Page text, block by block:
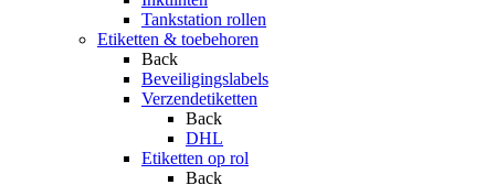
Tankstation rollen
Etiketten & toebehoren
Back
Beveiligingslabels
Verzendetiketten
Back
DHL
Etiketten op rol
Back